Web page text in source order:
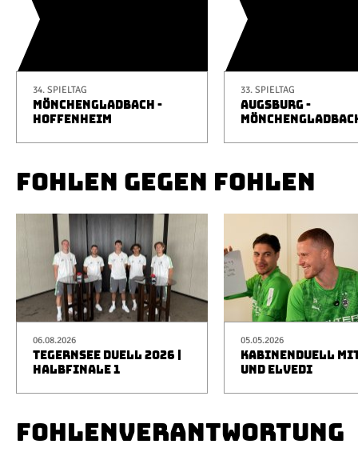
34. SPIELTAG
MÖNCHENGLADBACH -
HOFFENHEIM
33. SPIELTAG
AUGSBURG -
FOHLEN GEGEN FOHLEN
06.08.2026
TEGERNSEE DUELL 2026 |
HALBFINALE 1
05.05.2026
KABINENDUELL
UND ELVEDI
FOHLENVERANTWORTUNG